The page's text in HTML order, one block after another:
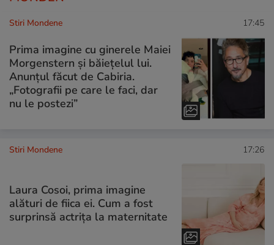
Stiri Mondene 17:45
Prima imagine cu ginerele Maiei
Morgenstern și băiețelul lui.
Anunțul făcut de Cabiria.
„Fotografii pe care le faci, dar
nu le postezi”
Stiri Mondene 17:26
Laura Cosoi, prima imagine
alături de fiica ei. Cum a fost
surprinsă actrița la maternitate